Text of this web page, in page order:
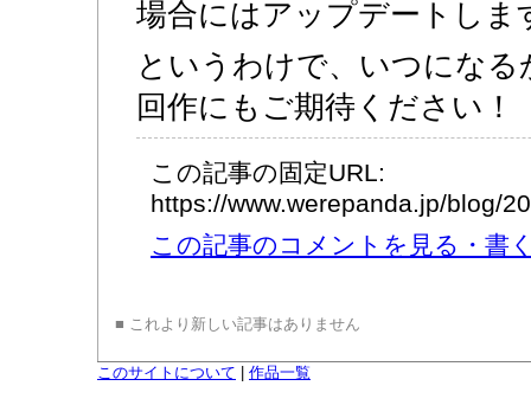
場合にはアップデートし
というわけで、いつにな
回作にもご期待ください！
この記事の固定URL:
https://www.werepanda.jp/blog/
この記事のコメントを見る・書
■ これより新しい記事はありません
このサイトについて | 作品一覧